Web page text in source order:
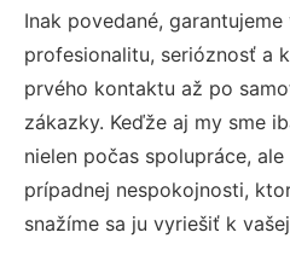
Inak povedané,
profesionalitu, serióznosť a
prvého kontaktu až po
zákazky. Keďže aj my sme
nielen počas spolupráce,
prípadnej nespokojnosti,
snažíme sa ju vyriešiť k